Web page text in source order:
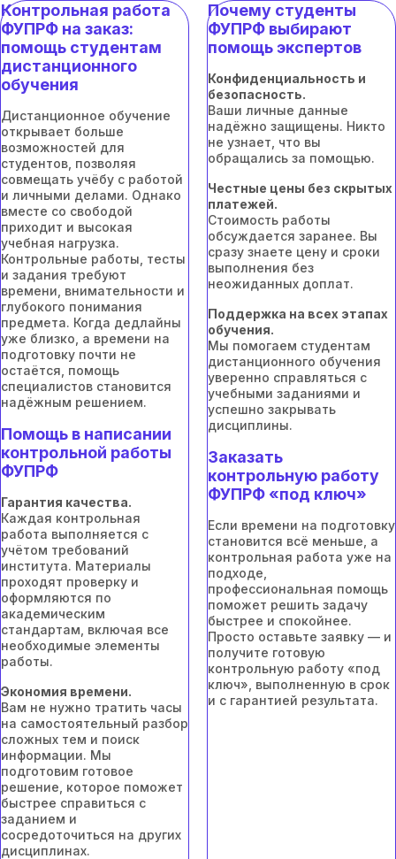
Контрольная работа
ФУПРФ на заказ:
помощь студентам
дистанционного
обучения
Дистанционное обучение
открывает больше
возможностей для
студентов, позволяя
совмещать учёбу с работой
и личными делами. Однако
вместе со свободой
приходит и высокая
учебная нагрузка.
Контрольные работы, тесты
и задания требуют
времени, внимательности и
глубокого понимания
предмета. Когда дедлайны
уже близко, а времени на
подготовку почти не
остаётся, помощь
специалистов становится
надёжным решением.
Помощь в написании
контрольной работы
ФУПРФ
Гарантия качества.
Каждая контрольная
работа выполняется с
учётом требований
института. Материалы
проходят проверку и
оформляются по
академическим
стандартам, включая все
необходимые элементы
работы.
Экономия времени.
Вам не нужно тратить часы
на самостоятельный разбор
сложных тем и поиск
информации. Мы
подготовим готовое
решение, которое поможет
быстрее справиться с
заданием и
сосредоточиться на других
дисциплинах.
Почему студенты
ФУПРФ выбирают
помощь экспертов
Конфиденциальность и
безопасность.
Ваши личные данные
надёжно защищены. Никто
не узнает, что вы
обращались за помощью.
Честные цены без скрытых
платежей.
Стоимость работы
обсуждается заранее. Вы
сразу знаете цену и сроки
выполнения без
неожиданных доплат.
Поддержка на всех этапах
обучения.
Мы помогаем студентам
дистанционного обучения
уверенно справляться с
учебными заданиями и
успешно закрывать
дисциплины.
Заказать
контрольную работу
ФУПРФ «под ключ»
Если времени на подготовку
становится всё меньше, а
контрольная работа уже на
подходе,
профессиональная помощь
поможет решить задачу
быстрее и спокойнее.
Просто оставьте заявку — и
получите готовую
контрольную работу «под
ключ», выполненную в срок
и с гарантией результата.